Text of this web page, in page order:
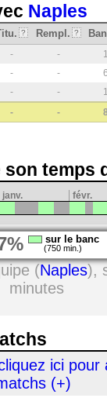
Naples
? Rempl. ?
- -
- -
- -
- -
temps
janv. févr.
sur le banc
(750 min.)
(Naples),
minutes
ici pour
(+)